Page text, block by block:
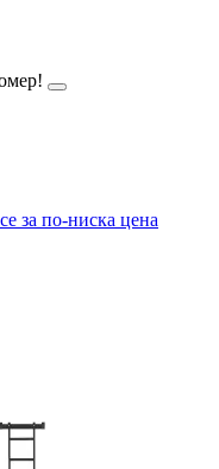
за по-ниска цена